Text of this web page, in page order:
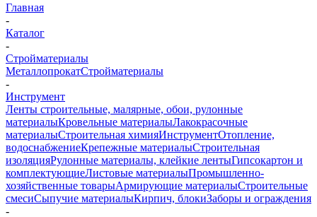
Главная
-
Каталог
-
Стройматериалы
МеталлопрокатСтройматериалы
-
Инструмент
Ленты строительные, малярные, обои, рулонные
материалыКровельные материалыЛакокрасочные
материалыСтроительная химияИнструментОтопление,
водоснабжениеКрепежные материалыСтроительная
изоляцияРулонные материалы, клейкие лентыГипсокартон и
комплектующиеЛистовые материалыПромышленно-
хозяйственные товарыАрмирующие материалыСтроительные
смесиСыпучие материалыКирпич, блокиЗаборы и ограждения
-